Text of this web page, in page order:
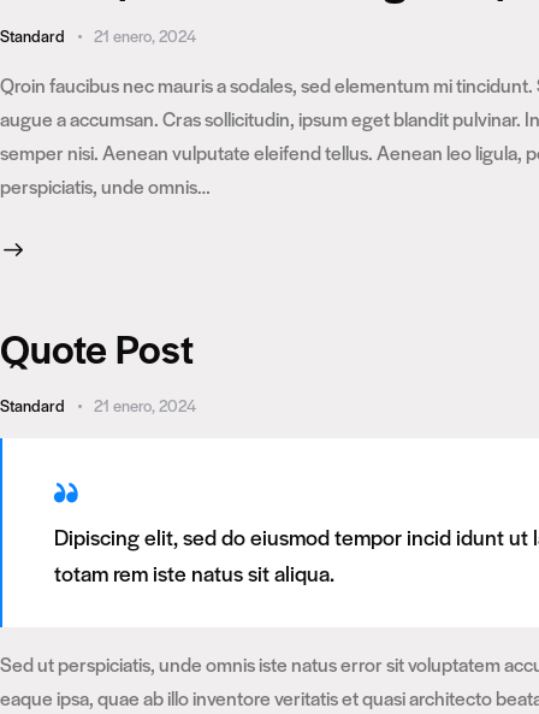
Standard 21 enero, 2024
Qroin faucibus nec mauris a sodales, sed elementum mi
augue a accumsan. Cras sollicitudin, ipsum eget blandit
semper nisi. Aenean vulputate eleifend tellus. Aenean leo ligula,
perspiciatis, unde omnis…
Quote Post
Standard 21 enero, 2024
Dipiscing elit, sed do eiusmod tempor incid idunt
totam rem iste natus sit aliqua.
Sed ut perspiciatis, unde omnis iste natus error sit voluptatem
eaque ipsa, quae ab illo inventore veritatis et quasi architecto